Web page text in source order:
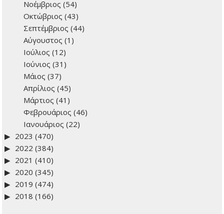
Νοέμβριος (54)
Οκτώβριος (43)
Σεπτέμβριος (44)
Αύγουστος (1)
Ιούλιος (12)
Ιούνιος (31)
Μάιος (37)
Απρίλιος (45)
Μάρτιος (41)
Φεβρουάριος (46)
Ιανουάριος (22)
2023 (470)
2022 (384)
2021 (410)
2020 (345)
2019 (474)
2018 (166)